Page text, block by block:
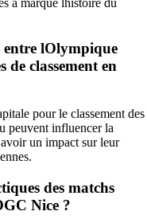
a marqué lhistoire du
entre lOlympique
de classement en
pour le classement des
peuvent influencer la
un impact sur leur
des matchs
Nice ?